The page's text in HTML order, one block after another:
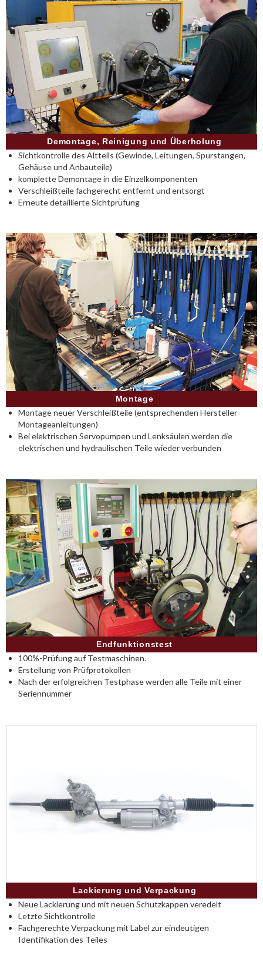
Demontage, Reinigung und Überholung
Sichtkontrolle des Altteils (Gewinde, Leitungen, Spurstangen,
Gehäuse und Anbauteile)
komplette Demontage in die Einzelkomponenten
Verschleißteile fachgerecht entfernt und entsorgt
Erneute detaillierte Sichtprüfung
Montage
Montage neuer Verschleißteile (entsprechenden Hersteller-
Montageanleitungen)
Bei elektrischen Servopumpen und Lenksäulen werden die
elektrischen und hydraulischen Teile wieder verbunden
Endfunktionstest
100%-Prüfung auf Testmaschinen.
Erstellung von Prüfprotokollen
Nach der erfolgreichen Testphase werden alle Teile mit einer
Seriennummer
Lackierung und Verpackung
Neue Lackierung und mit neuen Schutzkappen veredelt
Letzte Sichtkontrolle
Fachgerechte Verpackung mit Label zur eindeutigen
Identifikation des Teiles